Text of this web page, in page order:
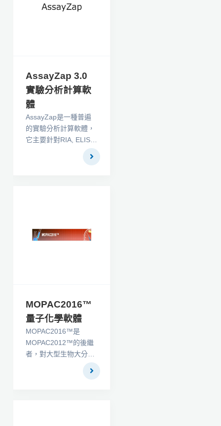
AssayZap 3.0
實驗分析計算軟
體
AssayZap是一種普遍
的實驗分析計算軟體，
它主要針對RIA, ELISA,
IRMA,比色及其它類型
的化學分析。 它能夠處
許安裝所有的不同形狀
的標準曲線。實驗分析
果來補充。
MOPAC2016™
量子化學軟體
MOPAC2016™是
MOPAC2012™的後繼
者，對大型生物大分子
的建模方法進行了改
進。 MOPAC2016™是